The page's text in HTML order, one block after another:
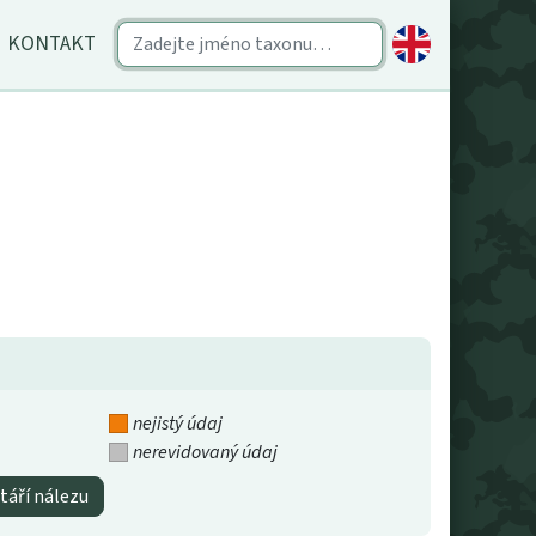
KONTAKT
nejistý údaj
nerevidovaný údaj
nálezu